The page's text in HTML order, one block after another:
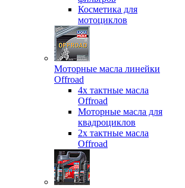
Косметика для
мотоциклов
Моторные масла линейки
Offroad
4х тактные масла
Offroad
Моторные масла для
квадроциклов
2х тактные масла
Offroad